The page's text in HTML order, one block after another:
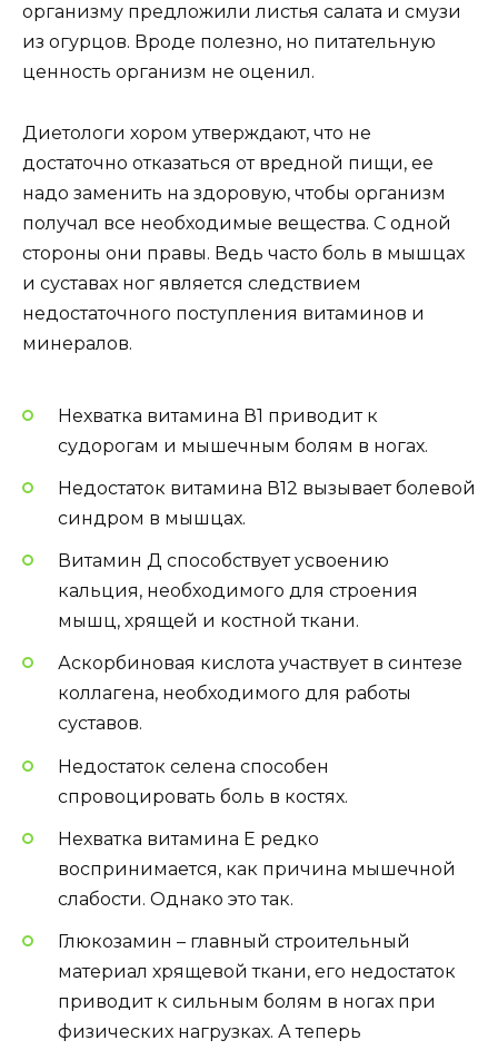
организму предложили листья салата и смузи
из огурцов. Вроде полезно, но питательную
ценность организм не оценил.
Диетологи хором утверждают, что не
достаточно отказаться от вредной пищи, ее
надо заменить на здоровую, чтобы организм
получал все необходимые вещества. С одной
стороны они правы. Ведь часто боль в мышцах
и суставах ног является следствием
недостаточного поступления витаминов и
минералов.
Нехватка витамина В1 приводит к
судорогам и мышечным болям в ногах.
Недостаток витамина В12 вызывает болевой
синдром в мышцах.
Витамин Д способствует усвоению
кальция, необходимого для строения
мышц, хрящей и костной ткани.
Аскорбиновая кислота участвует в синтезе
коллагена, необходимого для работы
суставов.
Недостаток селена способен
спровоцировать боль в костях.
Нехватка витамина Е редко
воспринимается, как причина мышечной
слабости. Однако это так.
Глюкозамин – главный строительный
материал хрящевой ткани, его недостаток
приводит к сильным болям в ногах при
физических нагрузках. А теперь